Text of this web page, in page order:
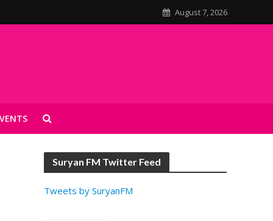
August 7, 2026
Suryan FM Twitter Feed
Tweets by SuryanFM